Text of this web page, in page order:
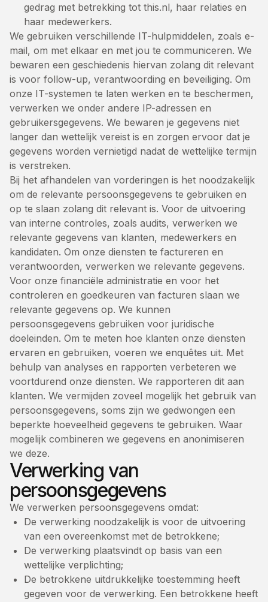
gedrag met betrekking tot this.nl, haar relaties en
haar medewerkers.
We gebruiken verschillende IT-hulpmiddelen, zoals e-
mail, om met elkaar en met jou te communiceren. We
bewaren een geschiedenis hiervan zolang dit relevant
is voor follow-up, verantwoording en beveiliging. Om
onze IT-systemen te laten werken en te beschermen,
verwerken we onder andere IP-adressen en
gebruikersgegevens. We bewaren je gegevens niet
langer dan wettelijk vereist is en zorgen ervoor dat je
gegevens worden vernietigd nadat de wettelijke termijn
is verstreken.
Bij het afhandelen van vorderingen is het noodzakelijk
om de relevante persoonsgegevens te gebruiken en
op te slaan zolang dit relevant is. Voor de uitvoering
van interne controles, zoals audits, verwerken we
relevante gegevens van klanten, medewerkers en
kandidaten. Om onze diensten te factureren en
verantwoorden, verwerken we relevante gegevens.
Voor onze financiële administratie en voor het
controleren en goedkeuren van facturen slaan we
relevante gegevens op. We kunnen
persoonsgegevens gebruiken voor juridische
doeleinden. Om te meten hoe klanten onze diensten
ervaren en gebruiken, voeren we enquêtes uit. Met
behulp van analyses en rapporten verbeteren we
voortdurend onze diensten. We rapporteren dit aan
klanten. We vermijden zoveel mogelijk het gebruik van
persoonsgegevens, soms zijn we gedwongen een
beperkte hoeveelheid gegevens te gebruiken. Waar
mogelijk combineren we gegevens en anonimiseren
we deze.
Verwerking van
persoonsgegevens
We verwerken persoonsgegevens omdat:
De verwerking noodzakelijk is voor de uitvoering
van een overeenkomst met de betrokkene;
De verwerking plaatsvindt op basis van een
wettelijke verplichting;
De betrokkene uitdrukkelijke toestemming heeft
gegeven voor de verwerking. Een betrokkene heeft